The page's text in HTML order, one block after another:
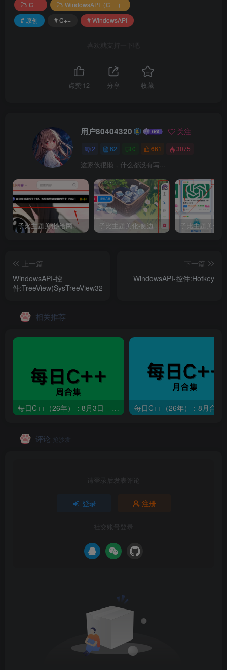
C++
WindowsAPI（C++）
# 原创
# C++ # WindowsAPI
喜欢就支持一下吧
点赞 12 分享 收藏
用户80404320 关注
2 62 0 661 3075
这家伙很懒，什么都没有写...
子比主题美化-给网站添加一个正在浏览灵动岛 子比主题美化-侧边悬浮按钮美化
上一篇
WindowsAPI-控
件:TreeView(SysTreeView32)
下一篇
WindowsAPI-控件:Hotkey
相关推荐
每日C++（26年）：8月3日 – 8月9日 每日C++（26年）：8月合集
评论 抢沙发
请登录后发表评论
登录 注册
社交账号登录